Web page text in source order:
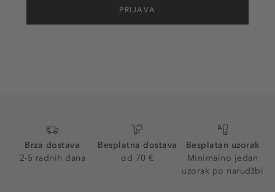
PRIJAVA
Brza dostava
2-5 radnih dana
Besplatna dostava
od 70 €
Besplatan uzorak
Minimalno jedan
uzorak po narudžbi